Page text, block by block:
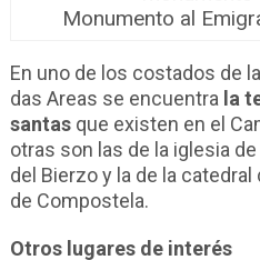
Monumento al
En uno de los costados de
das Areas se encuentra la
santasque existen en el
otras son las de la iglesia
del Bierzo y la de la
de Compostela.
Otros lugares de interés